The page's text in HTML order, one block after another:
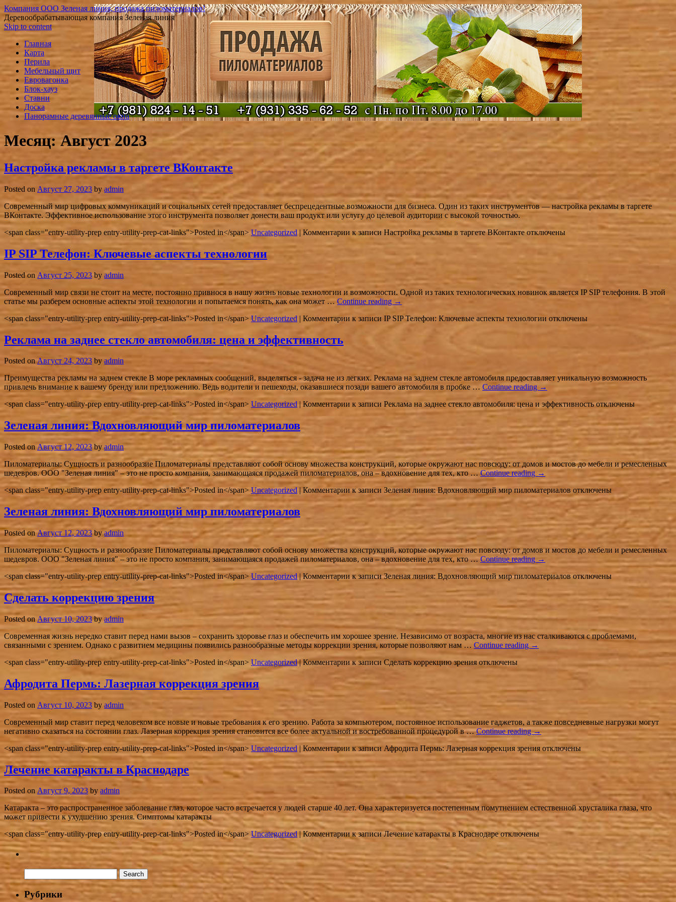
Компания ООО Зеленая линия, продажа пиломатериалов!
Деревообрабатывающая компания Зеленая линия
Skip to content
Главная
Карта
Перила
Мебельный щит
Евровагонка
Блок-хауз
Ставни
Доска
Панорамные деревянные окна
Месяц: Август 2023
Настройка рекламы в таргете ВКонтакте
Posted on Август 27, 2023 by admin
Современный мир цифровых коммуникаций и социальных сетей предоставляет беспрецедентные возможности для бизнеса. Один из таких инструментов — настройка рекламы в таргете
ВКонтакте. Эффективное использование этого инструмента позволяет донести ваш продукт или услугу до целевой аудитории с высокой точностью.
<span class="entry-utility-prep entry-utility-prep-cat-links">Posted in</span>Uncategorized | Комментарии к записи Настройка рекламы в таргете ВКонтакте отключены
IP SIP Телефон: Ключевые аспекты технологии
Posted on Август 25, 2023 by admin
Современный мир связи не стоит на месте, постоянно привнося в нашу жизнь новые технологии и возможности. Одной из таких технологических новинок является IP SIP телефония. В этой
статье мы разберем основные аспекты этой технологии и попытаемся понять, как она может … Continue reading →
<span class="entry-utility-prep entry-utility-prep-cat-links">Posted in</span> Uncategorized | Комментарии к записи IP SIP Телефон: Ключевые аспекты технологии отключены
Реклама на заднее стекло автомобиля: цена и эффективность
Posted on Август 24, 2023 by admin
Преимущества рекламы на заднем стекле В море рекламных сообщений, выделяться - задача не из легких. Реклама на заднем стекле автомобиля предоставляет уникальную возможность
привлечь внимание к вашему бренду или предложению. Ведь водители и пешеходы, оказавшиеся позади вашего автомобиля в пробке … Continue reading →
<span class="entry-utility-prep entry-utility-prep-cat-links">Posted in</span> Uncategorized | Комментарии к записи Реклама на заднее стекло автомобиля: цена и эффективностьотключены
Зеленая линия: Вдохновляющий мир пиломатериалов
Posted on Август 12, 2023 by admin
Пиломатериалы: Сущность и разнообразие Пиломатериалы представляют собой основу множества конструкций, которые окружают нас повсюду: от домов и мостов до мебели и ремесленных
шедевров. ООО "Зеленая линия" – это не просто компания, занимающаяся продажей пиломатериалов, она – вдохновение для тех, кто …Continue reading →
<span class="entry-utility-prep entry-utility-prep-cat-links">Posted in</span> Uncategorized | Комментарии к записи Зеленая линия: Вдохновляющий мир пиломатериалов отключены
Зеленая линия: Вдохновляющий мир пиломатериалов
Posted on Август 12, 2023 by admin
Пиломатериалы: Сущность и разнообразие Пиломатериалы представляют собой основу множества конструкций, которые окружают нас повсюду: от домов и мостов до мебели и ремесленных
шедевров. ООО "Зеленая линия" – это не просто компания, занимающаяся продажей пиломатериалов, она – вдохновение для тех, кто …Continue reading →
<span class="entry-utility-prep entry-utility-prep-cat-links">Posted in</span> Uncategorized | Комментарии к записи Зеленая линия: Вдохновляющий мир пиломатериалов отключены
Сделать коррекцию зрения
Posted on Август 10, 2023 by admin
Современная жизнь нередко ставит перед нами вызов – сохранить здоровье глаз и обеспечить им хорошее зрение. Независимо от возраста, многие из нас сталкиваются с проблемами,
связанными с зрением. Однако с развитием медицины появились разнообразные методы коррекции зрения, которые позволяют нам … Continue reading →
<span class="entry-utility-prep entry-utility-prep-cat-links">Posted in</span> Uncategorized | Комментариик записи Сделать коррекцию зрения отключены
Афродита Пермь: Лазерная коррекция зрения
Posted on Август 10, 2023 by admin
Современный мир ставит перед человеком все новые и новые требования к его зрению. Работа за компьютером, постоянное использование гаджетов, а также повседневные нагрузки могут
негативно сказаться на состоянии глаз. Лазерная коррекция зрения становится все более актуальной и востребованной процедурой в …Continue reading→
<span class="entry-utility-prep entry-utility-prep-cat-links">Posted in</span> Uncategorized | Комментарии к записи Афродита Пермь: Лазерная коррекция зрения отключены
Лечение катаракты в Краснодаре
Posted on Август 9, 2023 by admin
Катаракта – это распространенное заболевание глаз, которое часто встречается у людей старше 40 лет. Она характеризуется постепенным помутнением естественной хрусталика глаза, что
может привести к ухудшению зрения. Симптомы катаракты
<span class="entry-utility-prep entry-utility-prep-cat-links">Posted in</span> Uncategorized | Комментариик записи Лечение катаракты в Краснодареотключены
Рубрики